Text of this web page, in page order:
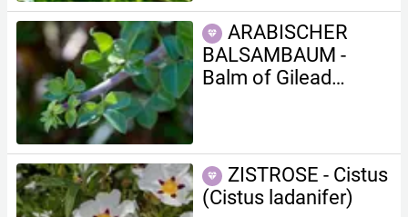
ARABISCHER
BALSAMBAUM -
Balm of Gilead
ZISTROSE - Cistus
(Cistus ladan ifer)